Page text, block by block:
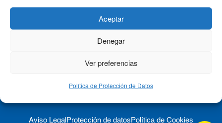
Aceptar
Denegar
Ver preferencias
Política de Protección de Datos
Aviso Legal Protección de datos Política de Cookies